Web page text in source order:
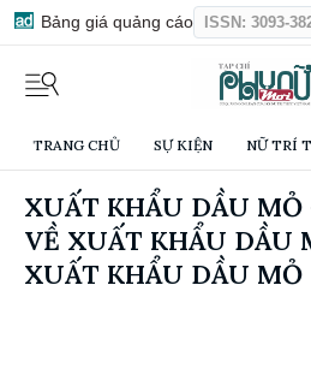
Bảng giá quảng cáo ISSN: 3093-
TRANG CHỦ SỰ KIỆN NỮ TRÍ
XUẤT KHẨU DẦU
VỀ XUẤT KHẨU DẦU
XUẤT KHẨU DẦU MỎ